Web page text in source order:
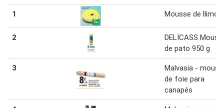
1 Mousse de
2
DELICASS
de pato 950 g
3
Malvasia -
de foie para
canapés